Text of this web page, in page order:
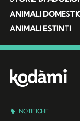
ANIMALI
ANIMALI ESTINTI
NOTIFICHE